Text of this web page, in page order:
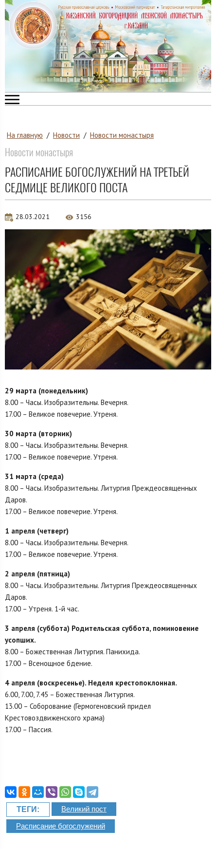
На главную / Новости / Новости монастыря
Новости монастыря
РАСПИСАНИЕ БОГОСЛУЖЕНИЙ НА ТРЕТЬЕЙ
СЕДМИЦЕ ВЕЛИКОГО ПОСТА
28.03.2021 3156
29 марта (понедельник)
8.00 – Часы. Изобразительны. Вечерня.
17.00 – Великое повечерие. Утреня.
30 марта (вторник)
8.00 – Часы. Изобразительны. Вечерня.
17.00 – Великое повечерие. Утреня.
31 марта (среда)
8.00 – Часы. Изобразительны. Литургия Преждеосвященных
Даров.
17.00 – Великое повечерие. Утреня.
1 апреля (четверг)
8.00 – Часы. Изобразительны. Вечерня.
17.00 – Великое повечерие. Утреня.
2 апреля (пятница)
8.00 – Часы. Изобразительны. Литургия Преждеосвященных
Даров.
17.00 – Утреня. 1-й час.
3 апреля (суббота) Родительская суббота, поминовение
усопших.
8.00 – Божественная Литургия. Панихида.
17.00 – Всенощное бдение.
4 апреля (воскресенье). Неделя крестопоклонная.
6.00, 7.00, 7.45 – Божественная Литургия.
13.00 – Соборование (Гермогеновский придел
Крестовоздвиженского храма)
17.00 – Пассия.
ТЕГИ: Великий пост
Расписание богослужений